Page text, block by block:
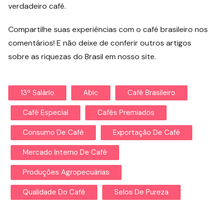
verdadeiro café.
Compartilhe suas experiências com o café brasileiro nos
comentários! E não deixe de conferir outros artigos
sobre as riquezas do Brasil em nosso site.
13º Salário Abic Café Brasileiro
Café Especial Cafés Premiados
Consumo De Café Exportação De Café
Mercado Interno De Café
Produções Agropecuárias
Qualidade Do Café Selos De Pureza